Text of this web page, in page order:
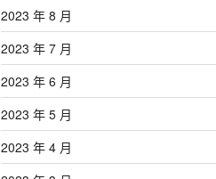
2023 年 8 月
2023 年 7 月
2023 年 6 月
2023 年 5 月
2023 年 4 月